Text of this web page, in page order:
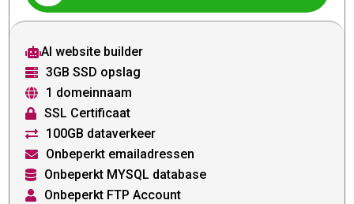
AI website builder
 3GB SSD opslag
 1 domeinnaam
 SSL Certificaat
 100GB dataverkeer
 Onbeperkt emailadressen
 Onbeperkt MYSQL database
 Onbeperkt FTP Account